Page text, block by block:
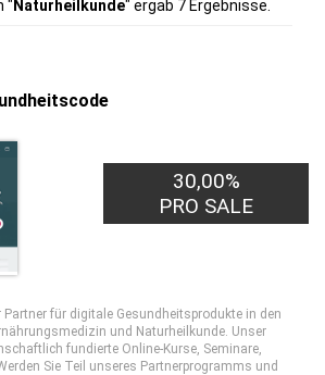
" Naturheilkunde" ergab 7 Ergebnisse.
30,00%
PRO SALE
Partner für digitale Gesundheitsprodukte in den
und Naturheilkunde. Unser
fundierte Online-Kurse, Seminare,
Sie Teil unseres Partnerprogramms und